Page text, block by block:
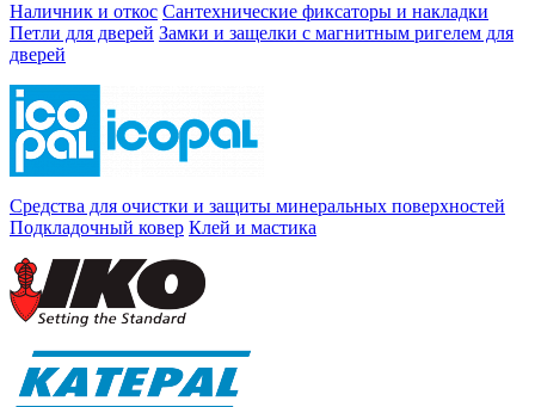
Наличник и откос Сантехнические фиксаторы и накладки
Петли для дверей Замки и защелки с магнитным ригелем для
дверей
Средства для очистки и защиты минеральных поверхностей
Подкладочный ковер Клей и мастика